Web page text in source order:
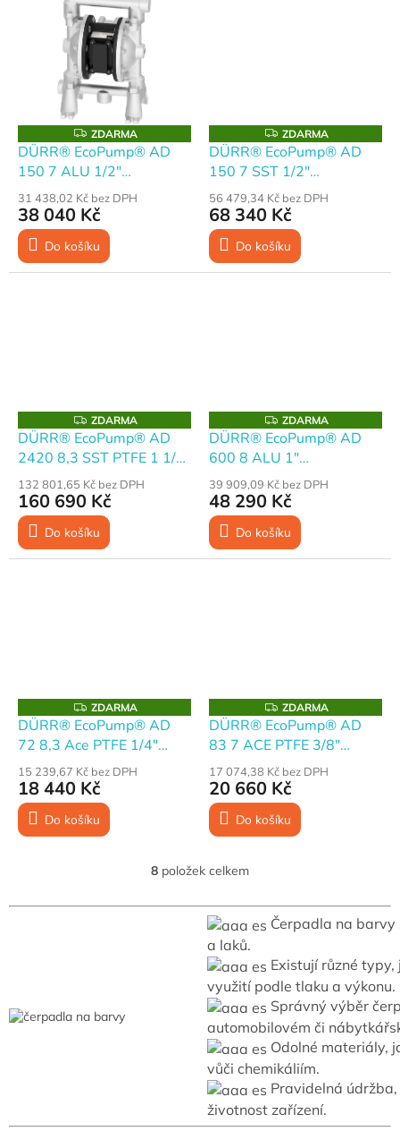
Z
D
A
R
A
ZDARMA
DÜRR® EcoPump® AD
150 7 ALU 1/2"
Membránové čerpadlo
31 438,02 Kč bez DPH
38 040 Kč
Do košíku
Z
D
A
R
A
ZDARMA
DÜRR® EcoPump® AD
150 7 SST 1/2"
Membránové čerpadlo
56 479,34 Kč bez DPH
68 340 Kč
Do košíku
Z
D
A
R
A
ZDARMA
DÜRR® EcoPump® AD
2420 8,3 SST PTFE 1 1/2"
Membránové čerpadlo
132 801,65 Kč bez DPH
160 690 Kč
Do košíku
Z
D
A
R
A
ZDARMA
DÜRR® EcoPump® AD
600 8 ALU 1"
Membránové čerpadlo
39 909,09 Kč bez DPH
48 290 Kč
Do košíku
Z
D
A
R
A
ZDARMA
DÜRR® EcoPump® AD
72 8,3 Ace PTFE 1/4"
Membránové čerpadlo
15 239,67 Kč bez DPH
18 440 Kč
Do košíku
Z
D
A
R
A
ZDARMA
DÜRR® EcoPump® AD
83 7 ACE PTFE 3/8"
Membránové čerpadlo
17 074,38 Kč bez DPH
20 660 Kč
Do košíku
O
l
á
d
a
p
8 položek celkem
Čerpadla na barvy
a laků.
Existují různé
využití podle tlaku a výkonu.
Správný výběr
automobilovém či
Odolné materiály,
vůči chemikáliím.
Pravidelná
životnost zařízení.